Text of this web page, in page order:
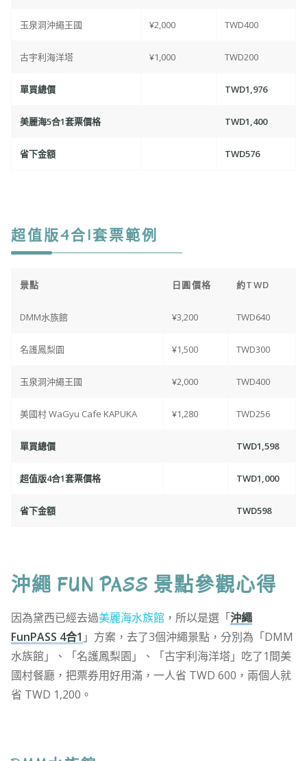
玉泉洞沖繩王國 ¥2,000 TWD400
古宇利海洋塔 ¥1,000 TWD200
單買總價 TWD1,976
美麗海5合1套票價格 TWD1,400
省下金額 TWD576
超值版4合1套票範例
景點 日圓價格 約TWD
DMM水族館 ¥3,200 TWD640
名護鳳梨園 ¥1,500 TWD300
玉泉洞沖繩王國 ¥2,000 TWD400
美國村 WaGyu Cafe KAPUKA ¥1,280 TWD256
單買總價 TWD1,598
超值版4合1套票價格 TWD1,000
省下金額 TWD598
沖繩 FUN PASS 景點參觀心得
因為黛西已經去過美麗海水族館，所以是選「沖繩
FunPASS 4合1 」方案，去了3個沖繩景點，分別為「DMM
水族館」、「名護鳳梨園」、「古宇利海洋塔」吃了1間美
國村餐廳，把票券用好用滿，一人省 TWD 600，兩個人就
省 TWD 1,200。